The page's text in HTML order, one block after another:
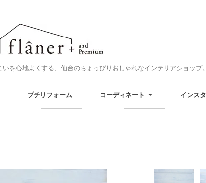
いを心地よくする、仙台のちょっぴりおしゃれなインテリアショップ。
プチリフォーム コーディネート インスタ